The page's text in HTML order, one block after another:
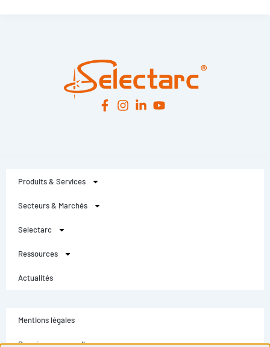
Produits & Services
Secteurs & Marchés
Selectarc
Ressources
Actualités
Mentions légales
Données personnelles